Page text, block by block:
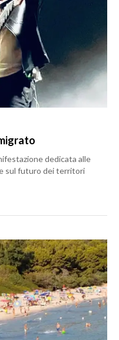
dedicata alle
sul futuro dei territori